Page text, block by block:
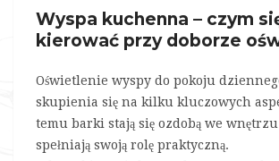
Wyspa kuchenna – czym
kierować przy doborze
Oświetlenie wyspy do pokoju
skupienia się na kilku kluczowych
temu barki stają się ozdobą we
spełniają swoją rolę praktyczną.